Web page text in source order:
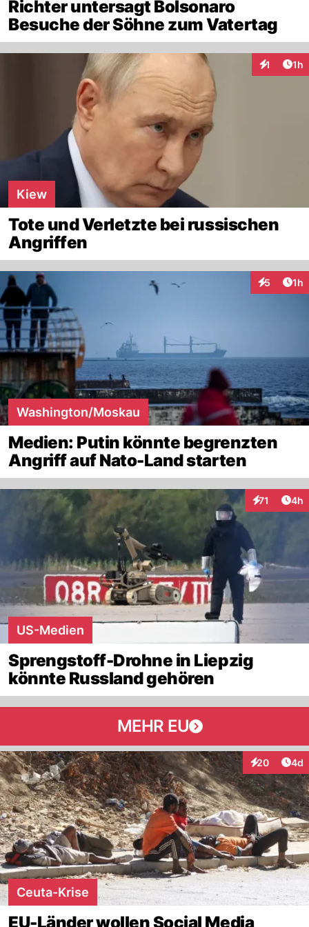
Richter untersagt Bolsonaro
Besuche der Söhne zum Vatertag
1 1h
Kiew
Tote und Verletzte bei russischen
Angriffen
5 1h
Washington/Moskau
Medien: Putin könnte begrenzten
Angriff auf Nato-Land starten
71 4h
US-Medien
Sprengstoff-Drohne in Liepzig
könnte Russland gehören
MEHR EU
20
Interaktionen
4d
Ceuta-Krise
EU-Länder wollen Social Media